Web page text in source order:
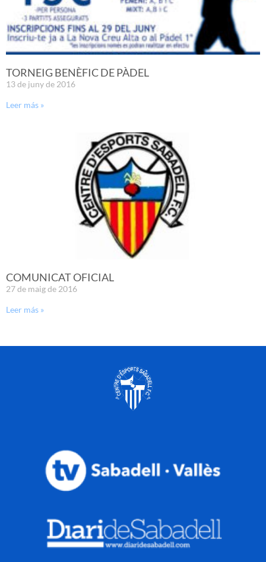
TORNEIG BENÈFIC DE PÀDEL
13 de juny de 2016
Leer más »
COMUNICAT OFICIAL
27 de maig de 2016
Leer más »